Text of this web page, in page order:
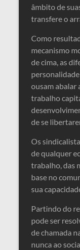
âmbito de
transfere o
Como
mecanismo
de cima, as
ousam abalar
trabalho
de se
Os
de qualquer
trabalho, das
base no
sua
Partindo do
pode ser
de chamada
nunca ao